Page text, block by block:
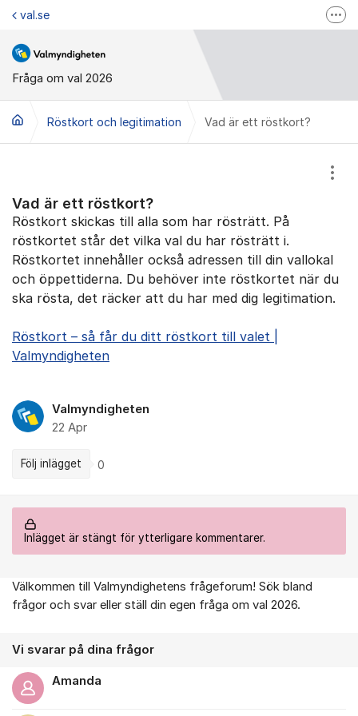
Hoppa till innehåll
Fråga om val 2026
val.se
Valmyndigheten på Facebook
Valmyndigheten på Instagram
Valupplysningen
Röstkort och legitimation Vad är ett röstkort?
Vad är ett röstkort?
Röstkort skickas till alla som har rösträtt. På
röstkortet står det vilka val du har rösträtt i.
Röstkortet innehåller också adressen till din vallokal
och öppettiderna. Du behöver inte röstkortet när du
ska rösta, det räcker att du har med dig legitimation.
Röstkort – så får du ditt röstkort till valet |
Valmyndigheten
Valmyndigheten
22 Apr
Följ inlägget 0
Inlägget är stängt för ytterligare kommentarer.
Om forumet
Välkommen till Valmyndighetens frågeforum! Sök bland
frågor och svar eller ställ din egen fråga om val 2026.
Vi svarar på dina frågor
Amanda